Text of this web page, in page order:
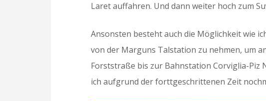
Laret auffahren. Und dann weiter hoch zum
Ansonsten besteht auch die Möglichkeit wie
von der Marguns Talstation zu nehmen, um
Forststraße bis zur Bahnstation Corviglia-Piz
ich aufgrund der forttgeschrittenen Zeit